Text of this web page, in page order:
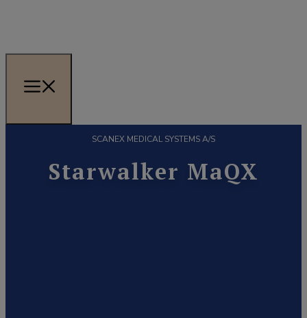
SCANEX MEDICAL SYSTEMS A/S
Starwalker MaQX